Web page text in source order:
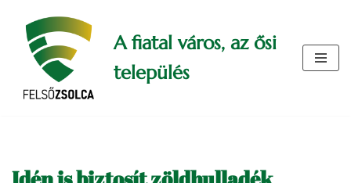
Skip
content
A fiatal város, az ősi
település